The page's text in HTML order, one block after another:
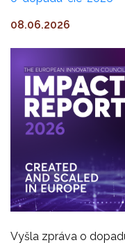
08.06.2026
Vyšla zpráva o